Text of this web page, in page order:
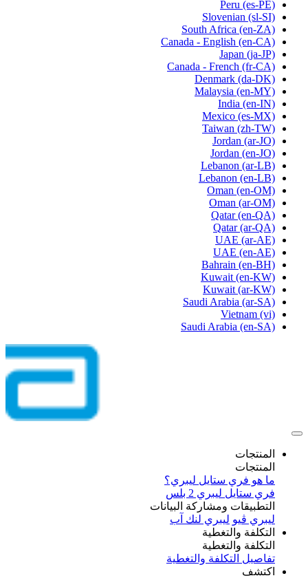
Peru (es-PE)
Slovenian (sl-SI)
South Africa (en-ZA)
Canada - English (en-CA)
Japan (ja-JP)
Canada - French (fr-CA)
Denmark (da-DK)
Malaysia (en-MY)
India (en-IN)
Mexico (es-MX)
Taiwan (zh-TW)
Jordan (ar-JO)
Jordan (en-JO)
Lebanon (ar-LB)
Lebanon (en-LB)
Oman (en-OM)
Oman (ar-OM)
Qatar (en-QA)
Qatar (ar-QA)
UAE (ar-AE)
UAE (en-AE)
Bahrain (en-BH)
Kuwait (en-KW)
Kuwait (ar-KW)
Saudi Arabia (ar-SA)
Vietnam (vi)
Saudi Arabia (en-SA)
المنتجات
المنتجات
ما هو فري ستايل ليبري؟
فري ستايل ليبري 2 بلس​
التطبيقات ومشاركة البيانات
ليبري ڤيو ليبري لنك آب
التكلفة والتغطية
التكلفة والتغطية
تفاصيل التكلفة والتغطية
اكتشف​